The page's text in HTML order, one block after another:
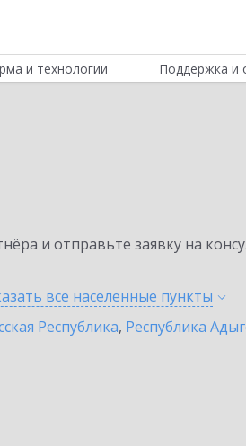
и технологии Поддержка и
и отправьте заявку на
все населенные пункты
Республика, Республика